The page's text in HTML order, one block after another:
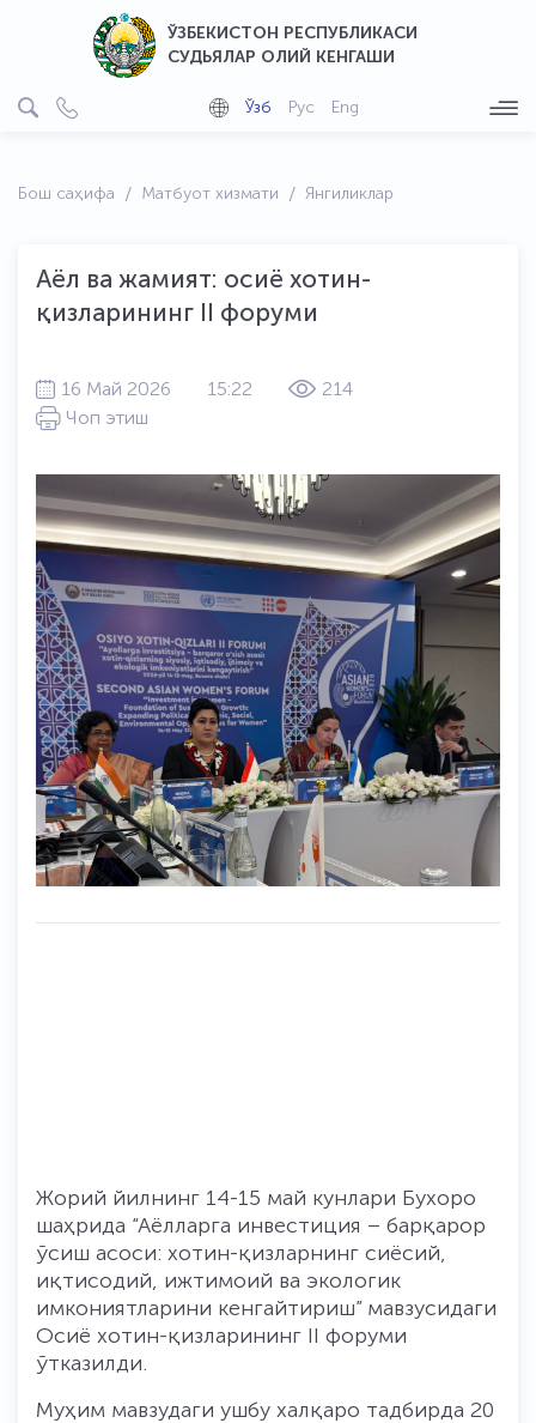
ЎЗБЕКИСТОН РЕСПУБЛИКАСИ
СУДЬЯЛАР ОЛИЙ КЕНГАШИ
Ўзб Рус Eng
Бош саҳифа Матбуот хизмати Янгиликлар
Аёл ва жамият: осиё хотин-
қизларининг II форуми
16 Май 2026 15:22
214
Чоп этиш
Жорий йилнинг 14-15 май кунлари Бухоро
шаҳрида “Аёлларга инвестиция – барқарор
ўсиш асоси: хотин-қизларнинг сиёсий,
иқтисодий, ижтимоий ва экологик
имкониятларини кенгайтириш” мавзусидаги
Осиё хотин-қизларининг II форуми
ўтказилди.
Муҳим мавзудаги ушбу халқаро тадбирда 20